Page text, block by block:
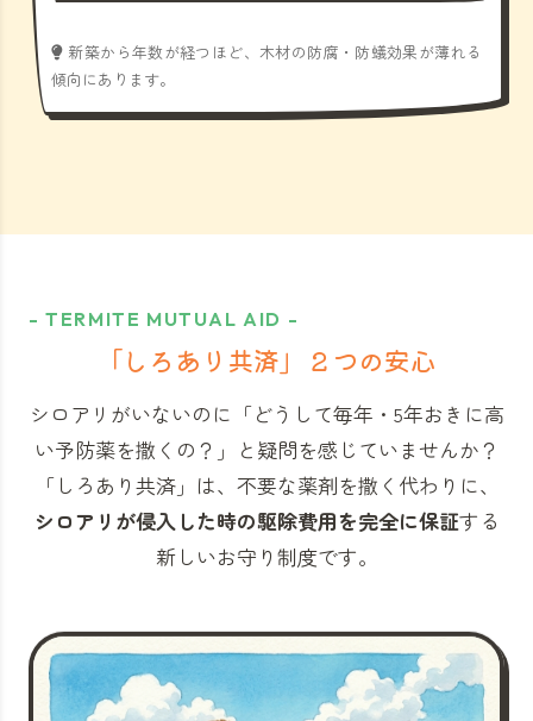
新築から年数が経つほど、木材の防腐・防蟻効果が薄れる
傾向にあります。
- TERMITE MUTUAL AID -
「しろあり共済」 ２つの安心
シロアリがいないのに「どうして毎年・5年おきに高
い予防薬を撒くの？」と 疑問を感じていませんか？
「しろあり共済」 は、不要な薬剤を撒く代わりに、
シロアリが侵入した時の駆除費用を完全に保証する
新しいお守り制度です。